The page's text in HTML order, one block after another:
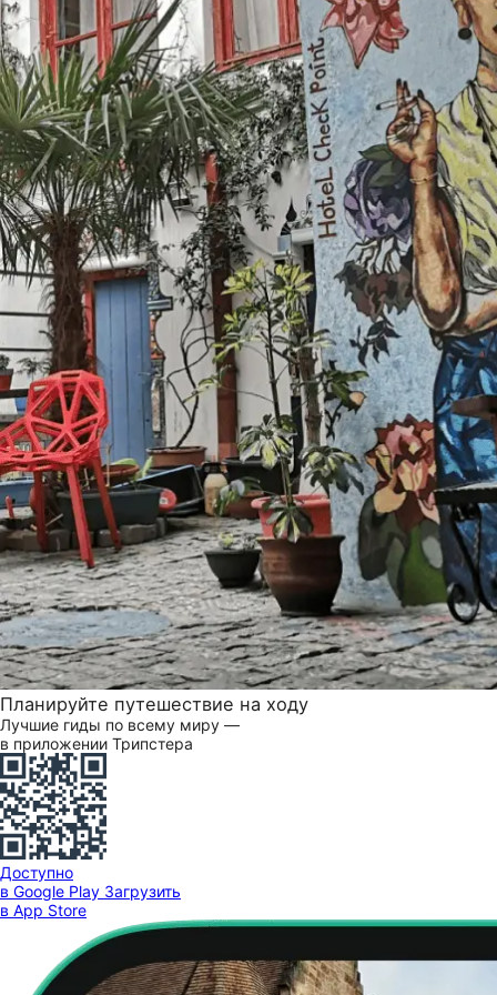
Планируйте путешествие на ходу
Лучшие гиды по всему миру —
в приложении Трипстера
Доступно
в Google Play Загрузить
в App Store